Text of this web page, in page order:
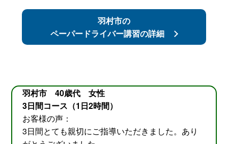
羽村市の
ペーパードライバー講習の詳細
羽村市 40歳代 女性
3日間コース（1日2時間）
お客様の声：
3日間とても親切にご指導いただきました。あり